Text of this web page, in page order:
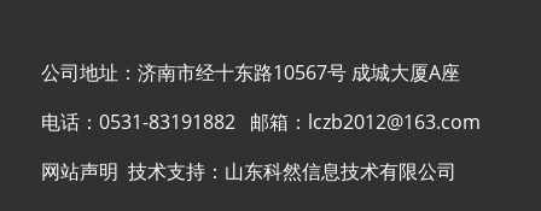
公司地址：济南市经十东路10567号 成城大厦A座
电话： 0531-83191882 邮箱： lczb2012@163.com
网站声明 技术支持： 山东科然信息技术有限公司